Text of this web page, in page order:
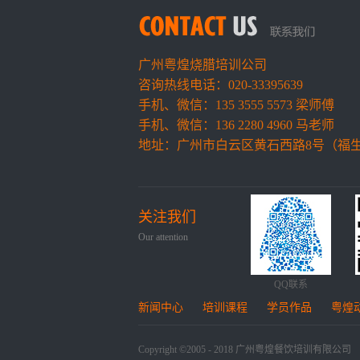
Copyright ©2005 - 2018 广州粤煌餐饮培训有限公司
广州粤煌烧腊培训公司
咨询热线电话：020-33395639
手机、微信：135 3555 5573 梁师傅
手机、微信：136 2280 4960 马老师
地址：广州市白云区黄石西路8号（福
关注我们
Our attention
QQ联系
新闻中心 培训课程 学员作品 粤煌